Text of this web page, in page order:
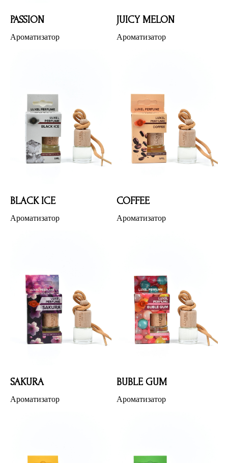
PASSION
Ароматизатор
JUICY MELON
Ароматизатор
BLACK ICE
Ароматизатор
COFFEE
Ароматизатор
SAKURA
Ароматизатор
BUBLE GUM
Ароматизатор